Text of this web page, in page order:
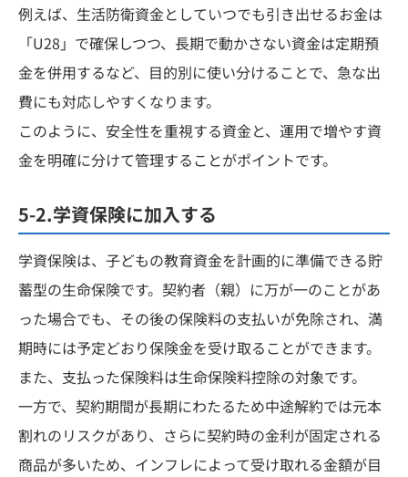
例えば、生活防衛資金としていつでも引き出せるお金は
「U28」で確保しつつ、長期で動かさない資金は定期預
金を併用するなど、目的別に使い分けることで、急な出
費にも対応しやすくなります。
このように、安全性を重視する資金と、運用で増やす資
金を明確に分けて管理することがポイントです。
5-2.学資保険に加入する
学資保険は、子どもの教育資金を計画的に準備できる貯
蓄型の生命保険です。契約者（親）に万が一のことがあ
った場合でも、その後の保険料の支払いが免除され、満
期時には予定どおり保険金を受け取ることができます。
また、支払った保険料は生命保険料控除の対象です。
一方で、契約期間が長期にわたるため中途解約では元本
割れのリスクがあり、さらに契約時の金利が固定される
商品が多いため、インフレによって受け取れる金額が目